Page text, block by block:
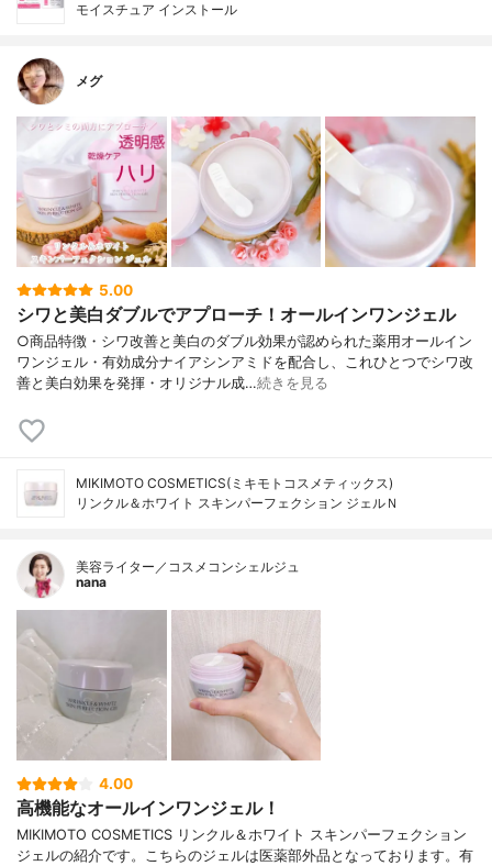
モイスチュア インストール
メグ
5.00
シワと美白ダブルでアプローチ！オールインワンジェル
○商品特徴・シワ改善と美白のダブル効果が認められた薬用オールイン
ワンジェル・有効成分ナイアシンアミドを配合し、これひとつでシワ改
善と美白効果を発揮・オリジナル成…続きを見る
MIKIMOTO COSMETICS(ミキモトコスメティックス)
リンクル＆ホワイト スキンパーフェクション ジェルＮ
美容ライター／コスメコンシェルジュ
nana
4.00
高機能なオールインワンジェル！
MIKIMOTO COSMETICS リンクル＆ホワイト スキンパーフェクション
ジェルの紹介です。こちらのジェルは医薬部外品となっております。有